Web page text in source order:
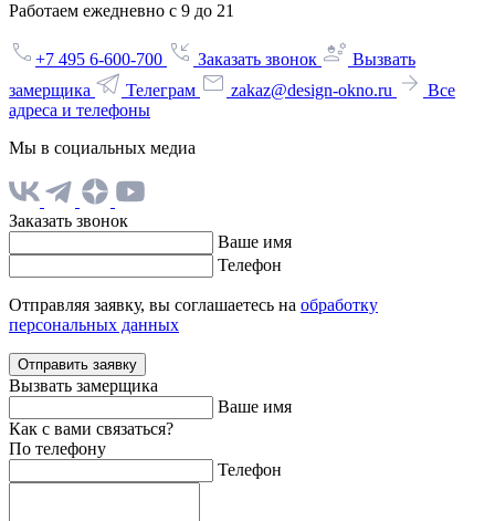
Работаем ежедневно с 9 до 21
+7 495 6-600-700 Заказать звонок
Вызвать
замерщика
Телеграм zakaz@design-okno.ru
Все
адреса и телефоны
Мы в социальных медиа
Заказать звонок
Ваше имя
Телефон
Отправляя заявку, вы соглашаетесь на обработку
персональных данных
Отправить заявку
Вызвать замерщика
Ваше имя
Как с вами связаться?
По телефону
Телефон